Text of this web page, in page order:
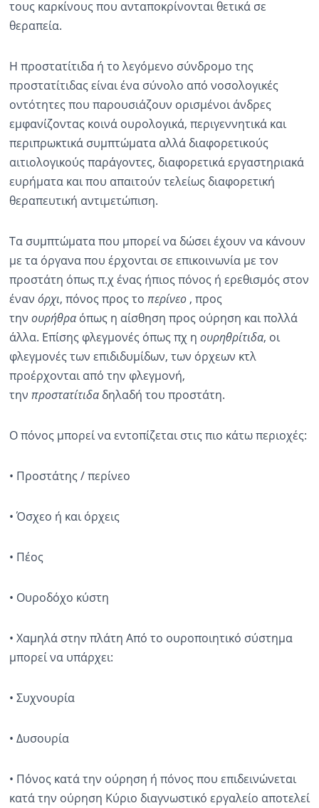
τους καρκίνους που ανταποκρίνονται θετικά σε
θεραπεία.
Η προστατίτιδα ή το λεγόμενο σύνδρομο της
προστατίτιδας είναι ένα σύνολο από νοσολογικές
οντότητες που παρουσιάζουν ορισμένοι άνδρες
εμφανίζοντας κοινά ουρολογικά, περιγεννητικά και
περιπρωκτικά συμπτώματα αλλά διαφορετικούς
αιτιολογικούς παράγοντες, διαφορετικά εργαστηριακά
ευρήματα και που απαιτούν τελείως διαφορετική
θεραπευτική αντιμετώπιση.
Τα συμπτώματα που μπορεί να δώσει έχουν να κάνουν
με τα όργανα που έρχονται σε επικοινωνία με τον
προστάτη όπως π.χ ένας ήπιος πόνος ή ερεθισμός στον
έναν όρχι, πόνος προς το περίνεο, προς
την ουρήθραόπως η αίσθηση προς ούρηση και πολλά
άλλα. Επίσης φλεγμονές όπως πχ η ουρηθρίτιδα, οι
φλεγμονές των επιδιδυμίδων, των όρχεων κτλ
προέρχονται από την φλεγμονή,
την προστατίτιδαδηλαδή του προστάτη.
Ο πόνος μπορεί να εντοπίζεται στις πιο κάτω περιοχές:
• Προστάτης / περίνεο
• Όσχεο ή και όρχεις
• Πέος
• Ουροδόχο κύστη
• Χαμηλά στην πλάτη Από το ουροποιητικό σύστημα
μπορεί να υπάρχει:
• Συχνουρία
• Δυσουρία
• Πόνος κατά την ούρηση ή πόνος που επιδεινώνεται
κατά την ούρηση Κύριο διαγνωστικό εργαλείο αποτελεί